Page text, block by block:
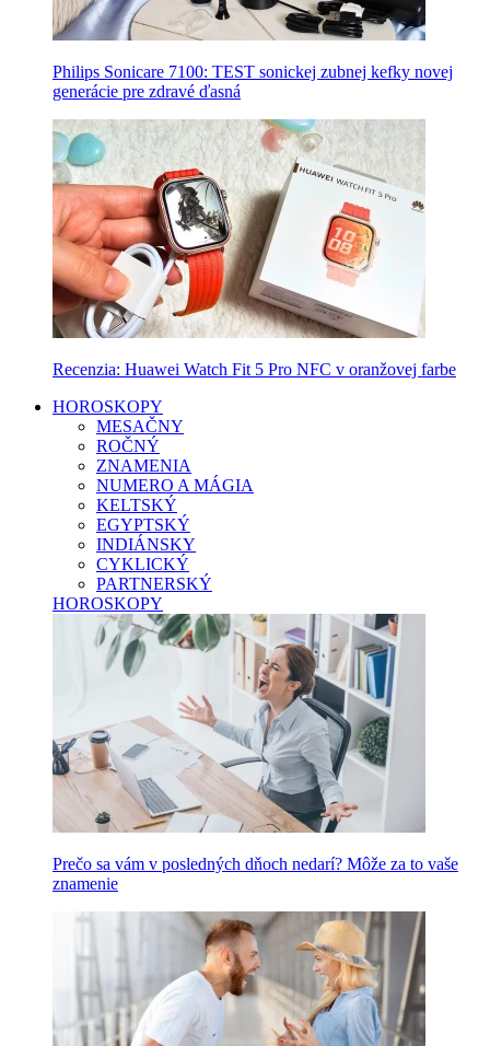
Philips Sonicare 7100: TEST sonickej zubnej kefky novej
generácie pre zdravé ďasná
Recenzia: Huawei Watch Fit 5 Pro NFC v oranžovej farbe
HOROSKOPY
MESAČNY
ROČNÝ
ZNAMENIA
NUMERO A MÁGIA
KELTSKÝ
EGYPTSKÝ
INDIÁNSKY
CYKLICKÝ
PARTNERSKÝ
HOROSKOPY
Prečo sa vám v posledných dňoch nedarí? Môže za to vaše
znamenie